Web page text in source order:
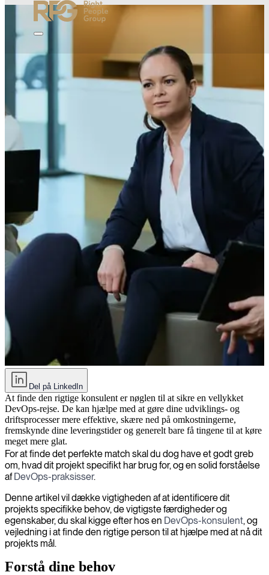
Sådan hyrer du den rigtige DevOps-konsulent til dit projekt
Del på LinkedIn
At finde den rigtige konsulent er nøglen til at sikre en vellykket
DevOps-rejse. De kan hjælpe med at gøre dine udviklings- og
driftsprocesser mere effektive, skære ned på omkostningerne,
fremskynde dine leveringstider og generelt bare få tingene til at køre
meget mere glat.
For at finde det perfekte match skal du dog have et godt greb
om, hvad dit projekt specifikt har brug for, og en solid forståelse
afDevOps-praksisser.
Denne artikel vil dække vigtigheden af at identificere dit
projekts specifikke behov, de vigtigste færdigheder og
egenskaber, du skal kigge efter hos en DevOps-konsulent, og
vejledning i at finde den rigtige person til at hjælpe med at nå dit
projekts mål.
Forstå dine behov